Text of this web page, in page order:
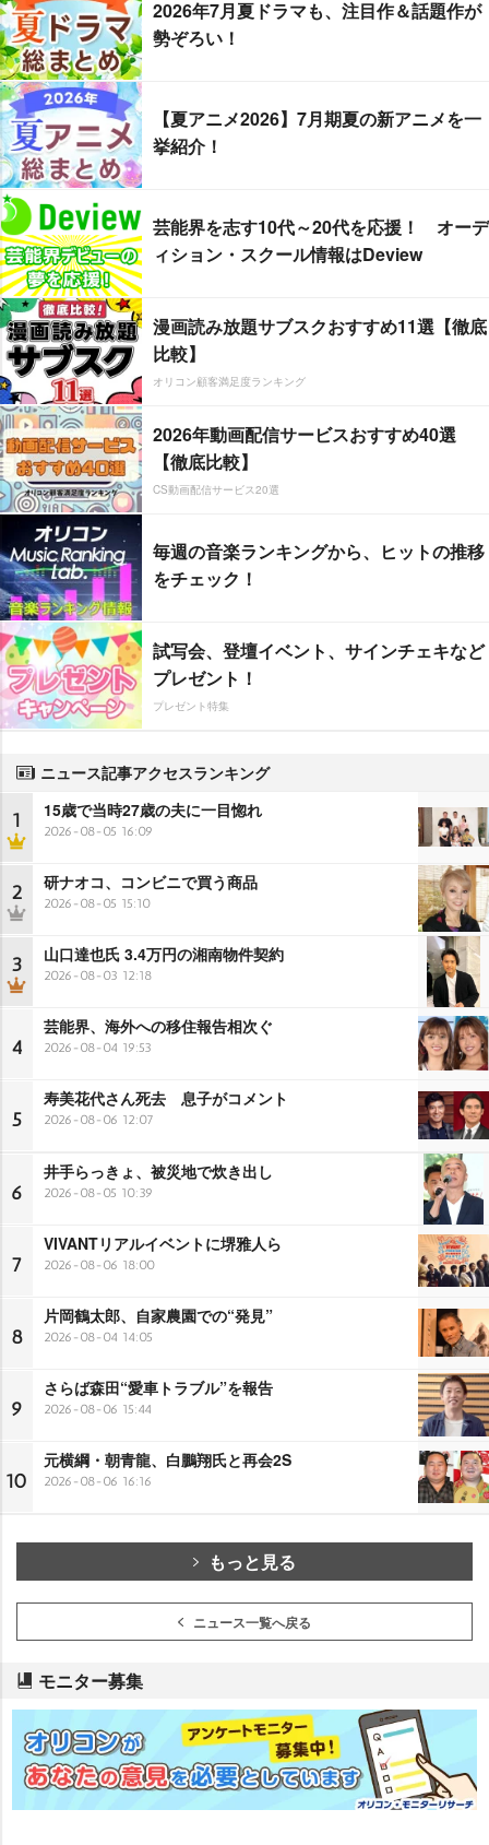
2026年7月夏ドラマも、注目作＆話題作が
勢ぞろい！
【夏アニメ2026】7月期夏の新アニメを一
挙紹介！
芸能界を志す10代～20代を応援！ オーデ
ィション・スクール情報はDeview
漫画読み放題サブスクおすすめ11選【徹底
比較】
オリコン顧客満足度ランキング
2026年動画配信サービスおすすめ40選
【徹底比較】
CS動画配信サービス20選
毎週の音楽ランキングから、ヒットの推移
をチェック！
試写会、登壇イベント、サインチェキなど
プレゼント！
プレゼント特集
ニュース記事アクセスランキング
1 15歳で当時27歳の夫に一目惚れ
2026-08-05 16:09
2 研ナオコ、コンビニで買う商品
2026-08-05 15:10
3 山口達也氏 3.4万円の湘南物件契約
2026-08-03 12:18
4
芸能界、海外への移住報告相次ぐ
2026-08-04 19:53
5
寿美花代さん死去 息子がコメント
2026-08-06 12:07
6
井手らっきょ、被災地で炊き出し
2026-08-05 10:39
7
VIVANTリアルイベントに堺雅人ら
2026-08-06 18:00
8
片岡鶴太郎、自家農園での“発見”
2026-08-04 14:05
9
さらば森田“愛車トラブル”を報告
2026-08-06 15:44
10
元横綱・朝青龍、白鵬翔氏と再会2S
2026-08-06 16:16
もっと見る
ニュース一覧へ戻る
モニター募集